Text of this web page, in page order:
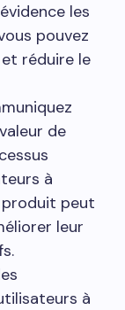
les
pouvez
réduire le
de
à
peut
leur
à